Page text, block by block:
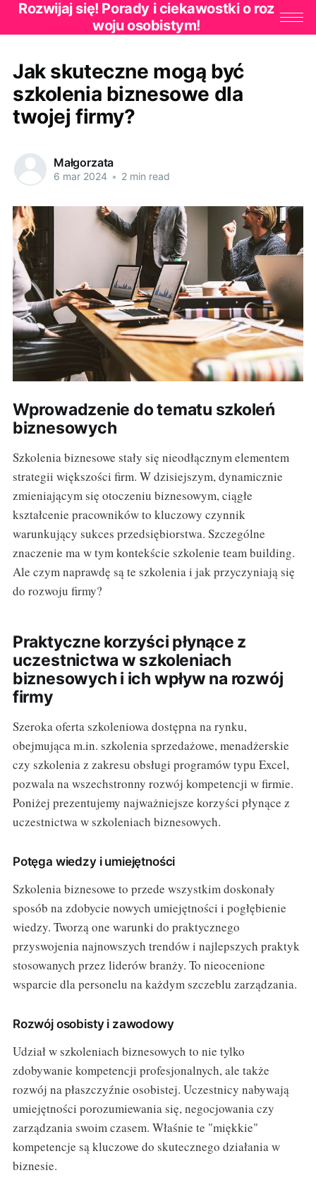
Rozwijaj się! Porady i ciekawostki o roz
woju osobistym!
Jak skuteczne mogą być
szkolenia biznesowe dla
twojej firmy?
Małgorzata
6 mar 2024 • 2 min read
Wprowadzenie do tematu szkoleń
biznesowych
Szkolenia biznesowe stały się nieodłącznym elementem
strategii większości firm. W dzisiejszym, dynamicznie
zmieniającym się otoczeniu biznesowym, ciągłe
kształcenie pracowników to kluczowy czynnik
warunkujący sukces przedsiębiorstwa. Szczególne
znaczenie ma w tym kontekście szkolenie team building.
Ale czym naprawdę są te szkolenia i jak przyczyniają się
do rozwoju firmy?
Praktyczne korzyści płynące z
uczestnictwa w szkoleniach
biznesowych i ich wpływ na rozwój
firmy
Szeroka oferta szkoleniowa dostępna na rynku,
obejmująca m.in. szkolenia sprzedażowe, menadżerskie
czy szkolenia z zakresu obsługi programów typu Excel,
pozwala na wszechstronny rozwój kompetencji w firmie.
Poniżej prezentujemy najważniejsze korzyści płynące z
uczestnictwa w szkoleniach biznesowych.
Potęga wiedzy i umiejętności
Szkolenia biznesowe to przede wszystkim doskonały
sposób na zdobycie nowych umiejętności i pogłębienie
wiedzy. Tworzą one warunki do praktycznego
przyswojenia najnowszych trendów i najlepszych praktyk
stosowanych przez liderów branży. To nieocenione
wsparcie dla personelu na każdym szczeblu zarządzania.
Rozwój osobisty i zawodowy
Udział w szkoleniach biznesowych to nie tylko
zdobywanie kompetencji profesjonalnych, ale także
rozwój na płaszczyźnie osobistej. Uczestnicy nabywają
umiejętności porozumiewania się, negocjowania czy
zarządzania swoim czasem. Właśnie te "miękkie"
kompetencje są kluczowe do skutecznego działania w
biznesie.